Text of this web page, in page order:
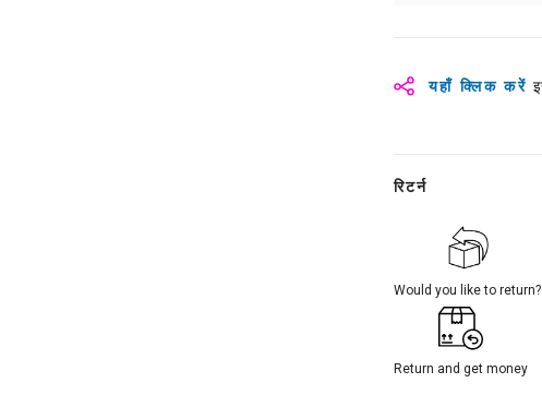
यहाँ क्लिक करें
रिटर्न
Would you like to return?
Return and get money